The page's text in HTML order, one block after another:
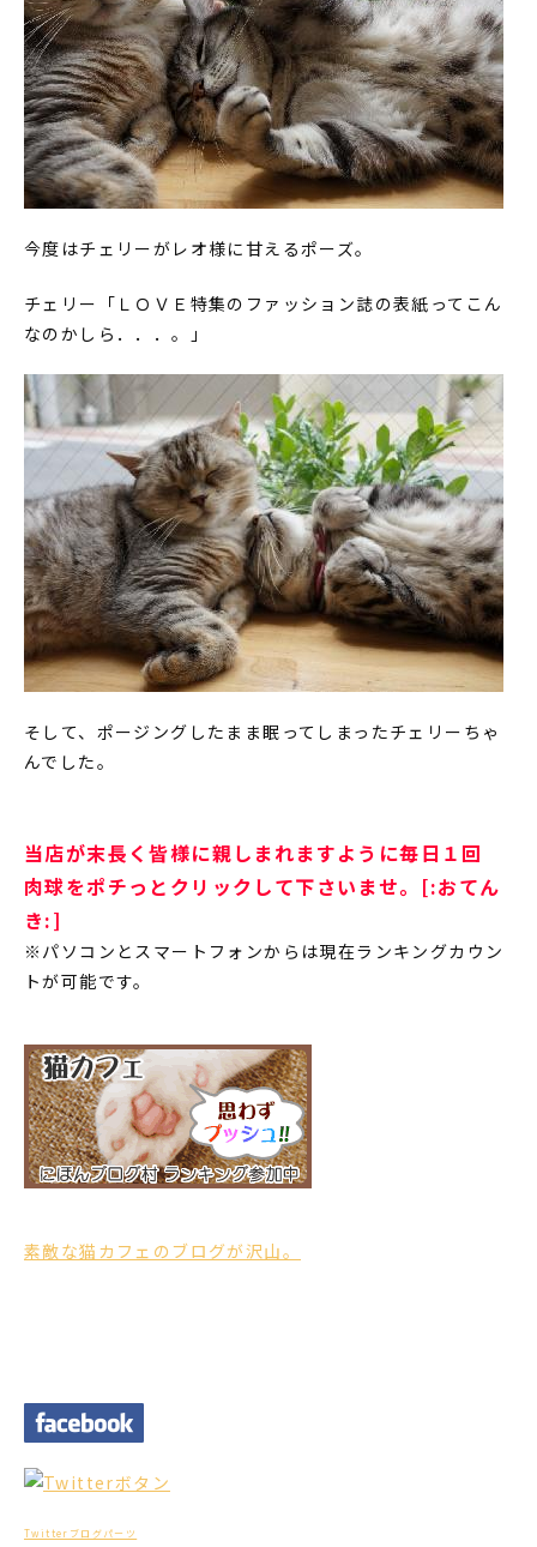
今度はチェリーがレオ様に甘えるポーズ。
チェリー「ＬＯＶＥ特集のファッション誌の表紙ってこん
なのかしら．．．。」
そして、ポージングしたまま眠ってしまったチェリーちゃ
んでした。
当店が末長く皆様に親しまれますように毎日１回
肉球をポチっとクリックして下さいませ。[:おてん
き:]
※パソコンとスマートフォンからは現在ランキングカウン
トが可能です。
素敵な猫カフェのブログが沢山。
Twitterブログパーツ